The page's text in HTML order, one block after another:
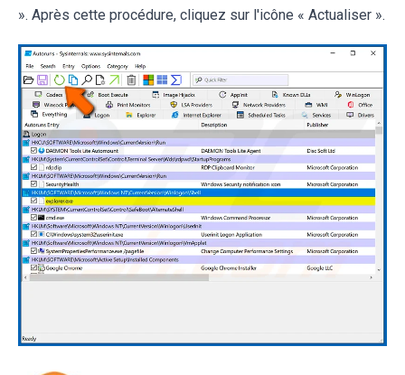
». Après cette procédure, cliquez sur l'icône « Actualiser ».